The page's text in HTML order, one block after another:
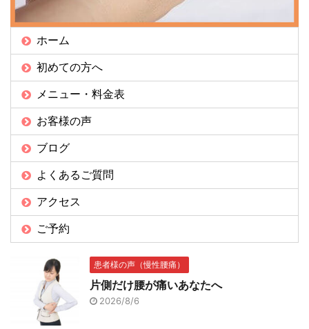
ホーム
初めての方へ
メニュー・料金表
お客様の声
ブログ
よくあるご質問
アクセス
ご予約
患者様の声（慢性腰痛）
片側だけ腰が痛いあなたへ
2026/8/6